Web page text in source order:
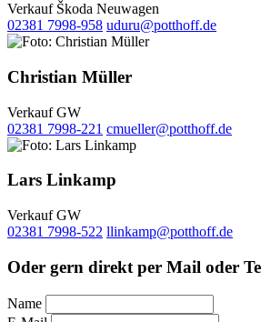
Verkauf Škoda Neuwagen
02381 7998-958 uduru@potthoff.de
Christian Müller
Verkauf GW
02381 7998-221 cmueller@potthoff.de
Lars Linkamp
Verkauf GW
02381 7998-522 llinkamp@potthoff.de
Oder gern direkt per Mail oder
Name